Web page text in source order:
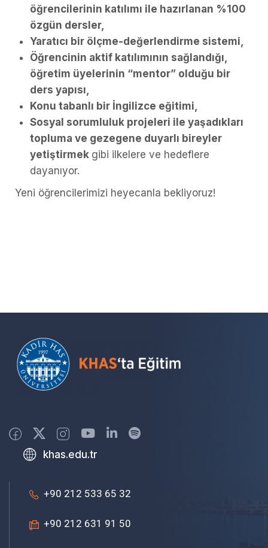
öğrencilerinin katılımı ile hazırlanan %100
özgün dersler,
Yaratıcı bir ölçme-değerlendirme sistemi,
Öğrencinin aktif katılımının sağlandığı,
öğretim üyelerinin “mentor” olduğu bir
ders yapısı,
Konu tabanlı bir İngilizce eğitimi,
Sosyal sorumluluk projeleri ile yaşadıkları
topluma ve gezegene duyarlı bireyler
yetiştirmek gibi ilkelere ve hedeflere
dayanıyor.
Yeni öğrencilerimizi heyecanla bekliyoruz!
khas.edu.tr
+90 212 533 65 32
+90 212 631 91 50